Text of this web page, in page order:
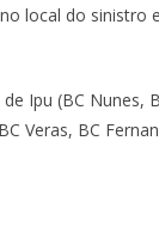
local do sinistro
Ipu (BC Nunes,
Veras, BC